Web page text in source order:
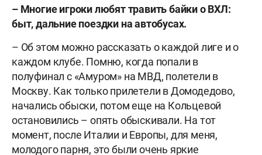
– Многие игроки любят травить байки о ВХЛ:
быт, дальние поездки на автобусах.
– Об этом можно рассказать о каждой лиге и о
каждом клубе. Помню, когда попали в
полуфинал с «Амуром» на МВД, полетели в
Москву. Как только прилетели в Домодедово,
начались обыски, потом еще на Кольцевой
остановились – опять обыскивали. На тот
момент, после Италии и Европы, для меня,
молодого парня, это были очень яркие